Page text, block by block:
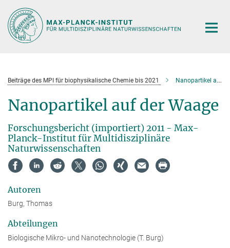
Hauptinhalt
Beiträge des MPI für biophysikalische Chemie bis 2021 Nanopartikel auf der Waage
Nanopartikel auf der Waage
Forschungsbericht (importiert) 2011 - Max-
Planck-Institut für Multidisziplinäre
Naturwissenschaften
Autoren
Burg, Thomas
Abteilungen
Biologische Mikro- und Nanotechnologie (T. Burg)